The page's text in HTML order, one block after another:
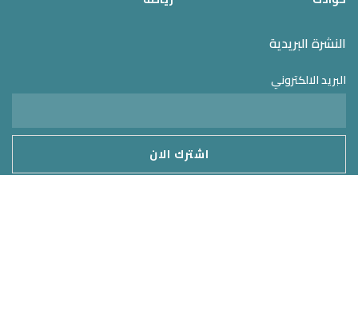
النشرة البريدية
البريد الالكتروني